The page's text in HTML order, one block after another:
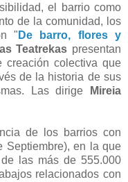
el barrio como
de la comunidad, los
" De barro, flores y
Teatrekas presentan
creación colectiva que
de la historia de sus
Las dirige
Mireia
de los barrios con
Septiembre), en la que
las más de 555.000
relacionados con